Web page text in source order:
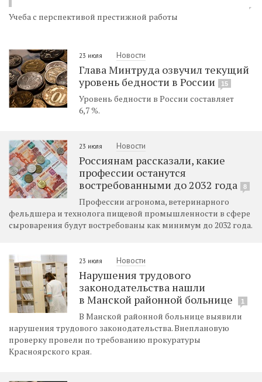
Учеба с перспективой престижной работы
23 июля Новости
Глава Минтруда озвучил текущий
уровень бедности в России
15
Уровень бедности в России составляет
6,7 %.
23 июля Новости
Россиянам рассказали, какие
профессии останутся
востребованными до 2032 года
8
Профессии агронома, ветеринарного
фельдшера и технолога пищевой промышленности в сфере
сыроварения будут востребованы как минимум до 2032 года.
23 июля Новости
Нарушения трудового
законодательства нашли
в Манской районной больнице
1
В Манской районной больнице выявили
нарушения трудового законодательства. Внеплановую
проверку провели по требованию прокуратуры
Красноярского края.